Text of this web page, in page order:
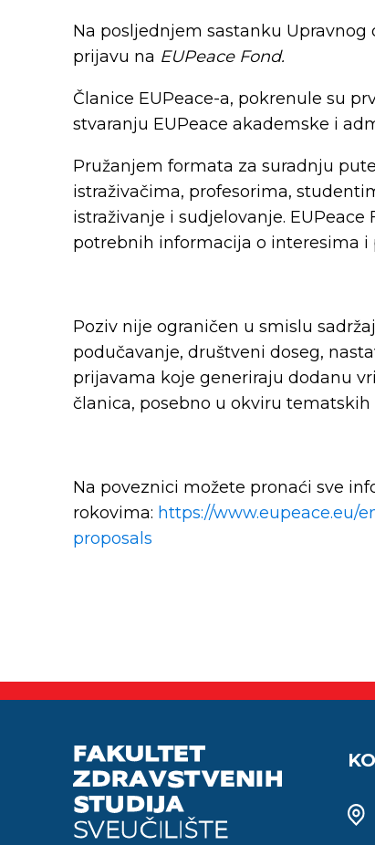
Na posljednjem sastanku Upravnog
prijavu na EUPeace Fond.
Članice EUPeace-a, pokrenule su
stvaranju EUPeace akademske i
Pružanjem formata za suradnju
istraživačima, profesorima,
istraživanje i sudjelovanje.
potrebnih informacija o interesima i
Poziv nije ograničen u smislu
podučavanje, društveni doseg,
prijavama koje generiraju dodanu
članica, posebno u okviru tematskih
Na poveznici možete pronaći sve
rokovima: https://www.eupeace.eu/
proposals